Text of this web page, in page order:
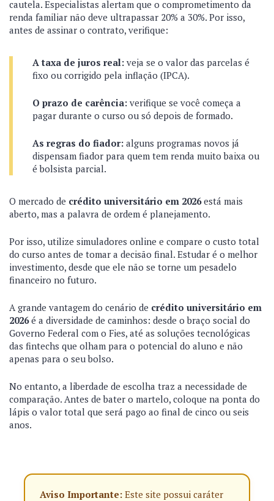
cautela. Especialistas alertam que o comprometimento da
renda familiar não deve ultrapassar 20% a 30%. Por isso,
antes de assinar o contrato, verifique:
A taxa de juros real: veja se o valor das parcelas é
fixo ou corrigido pela inflação (IPCA).
O prazo de carência: verifique se você começa a
pagar durante o curso ou só depois de formado.
As regras do fiador: alguns programas novos já
dispensam fiador para quem tem renda muito baixa ou
é bolsista parcial.
O mercado de crédito universitário em 2026está mais
aberto, mas a palavra de ordem é planejamento.
Por isso, utilize simuladores online e compare o custo total
do curso antes de tomar a decisão final. Estudar é o melhor
investimento, desde que ele não se torne um pesadelo
financeiro no futuro.
A grande vantagem do cenário de crédito universitário em
2026é a diversidade de caminhos: desde o braço social do
Governo Federal com o Fies, até as soluções tecnológicas
das fintechs que olham para o potencial do aluno e não
apenas para o seu bolso.
No entanto, a liberdade de escolha traz a necessidade de
comparação. Antes de bater o martelo, coloque na ponta do
lápis o valor total que será pago ao final de cinco ou seis
anos.
Aviso Importante: Este site possui caráter